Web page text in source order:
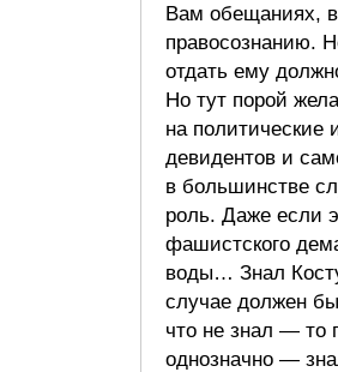
Вам обещаниях,
правосознанию.
отдать ему
Но тут порой
на политические
девидентов и
в большинстве
роль. Даже если
фашистского
воды… Знал
случае должен
что не знал — то
однозначно —